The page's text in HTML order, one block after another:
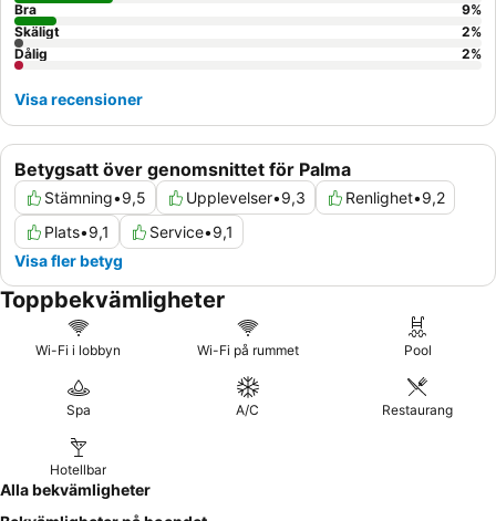
Betygsatt över genomsnittet för Palma
Stämning•9,5 Upplevelser•9,3 Renlighet•9,2
Plats•9,1 Service•9,1
Visa fler betyg
Bra
9%
Skäligt
2%
Dålig
2%
Visa recensioner
Toppbekvämligheter
Wi-Fi i lobbyn Wi-Fi på rummet Pool
Spa A/C Restaurang
Hotellbar
Alla bekvämligheter